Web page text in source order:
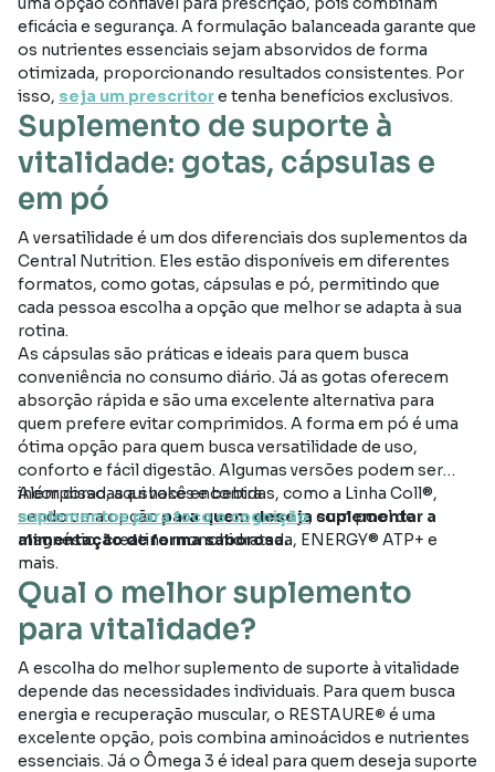
eficácia e segurança. A formulação balanceada garante que
os nutrientes essenciais sejam absorvidos de forma
otimizada, proporcionando resultados consistentes. Por
isso, seja um prescritore tenha benefícios exclusivos.
Suplemento de suporte à
vitalidade: gotas, cápsulas e
em pó
A versatilidade é um dos diferenciais dos suplementos da
Central Nutrition. Eles estão disponíveis em diferentes
formatos, como gotas, cápsulas e pó, permitindo que
cada pessoa escolha a opção que melhor se adapta à sua
rotina.
As cápsulas são práticas e ideais para quem busca
conveniência no consumo diário. Já as gotas oferecem
absorção rápida e são uma excelente alternativa para
quem prefere evitar comprimidos. A forma em pó é uma
ótima opção para quem busca versatilidade de uso,
conforto e fácil digestão. Algumas versões podem ser
incorporadas a shakes e bebidas, como a Linha Coll®,
sendo uma opçãopara quem deseja suplementar a
alimentação de forma saborosa.
Além disso, aqui você encontra
suplementos para foco e cognição, com pool de
magnésio, creatina monohidratada, ENERGY® ATP+ e
mais.
Qual o melhor suplemento
para vitalidade?
A escolha do melhor suplemento de suporte à vitalidade
depende das necessidades individuais. Para quem busca
energia e recuperação muscular, o RESTAURE® é uma
excelente opção, pois combina aminoácidos e nutrientes
essenciais. Já o Ômega 3 é ideal para quem deseja suporte